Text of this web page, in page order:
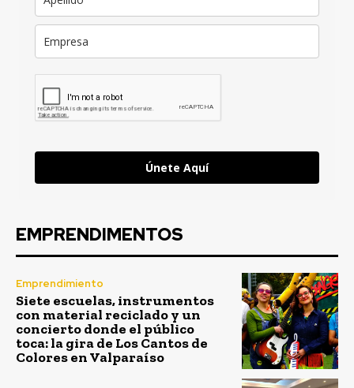
Únete Aquí
EMPRENDIMENTOS
Emprendimiento
Siete escuelas, instrumentos
con material reciclado y un
concierto donde el público
toca: la gira de Los Cantos de
Colores en Valparaíso